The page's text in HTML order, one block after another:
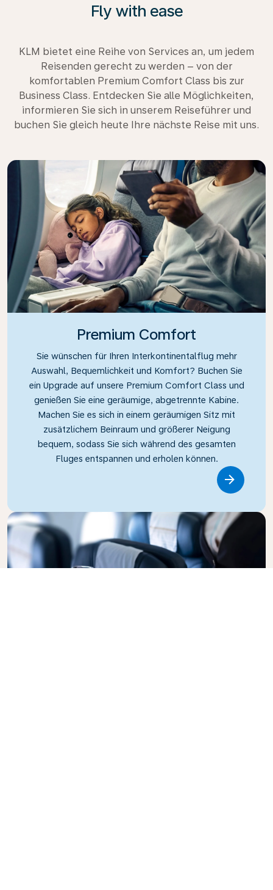
Fly with ease
KLM bietet eine Reihe von Services an, um jedem
Reisenden gerecht zu werden – von der
komfortablen Premium Comfort Class bis zur
Business Class. Entdecken Sie alle Möglichkeiten,
informieren Sie sich in unserem Reiseführer und
buchen Sie gleich heute Ihre nächste Reise mit uns.
Premium Comfort
Sie wünschen für Ihren Interkontinentalflug mehr
Auswahl, Bequemlichkeit und Komfort? Buchen Sie
ein Upgrade auf unsere Premium Comfort Class und
genießen Sie eine geräumige, abgetrennte Kabine.
Machen Sie es sich in einem geräumigen Sitz mit
zusätzlichem Beinraum und größerer Neigung
bequem, sodass Sie sich während des gesamten
Fluges entspannen und erholen können.